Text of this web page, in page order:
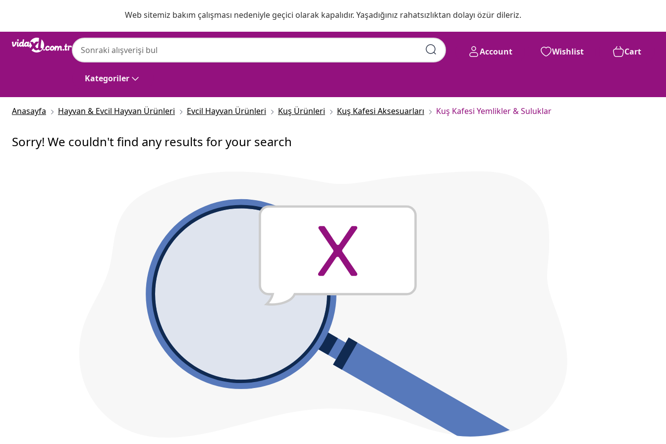
Web sitemiz bakım çalışması nedeniyle geçici olarak kapalıdır. Yaşadığınız rahatsızlıktan dolayı özür dileriz.
Kategoriler
Account Wishlist Cart
Anasayfa Hayvan & Evcil Hayvan Ürünleri Evcil Hayvan Ürünleri Kuş Ürünleri Kuş Kafesi Aksesuarları Kuş Kafesi Yemlikler & Suluklar
Sorry! We couldn't find any results for your search